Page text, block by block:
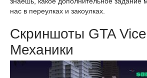
нас в переулках и закоулках.
Скриншоты GTA
Механики